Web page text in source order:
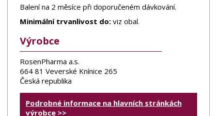
Balení na 2 měsíce při doporučeném dávkování.
Minimální trvanlivost do: viz obal.
Výrobce
RosenPharma a.s.
664 81 Veverské Knínice 265
Česká republika
Podrobné informace na hlavních stránkách
výrobce >>